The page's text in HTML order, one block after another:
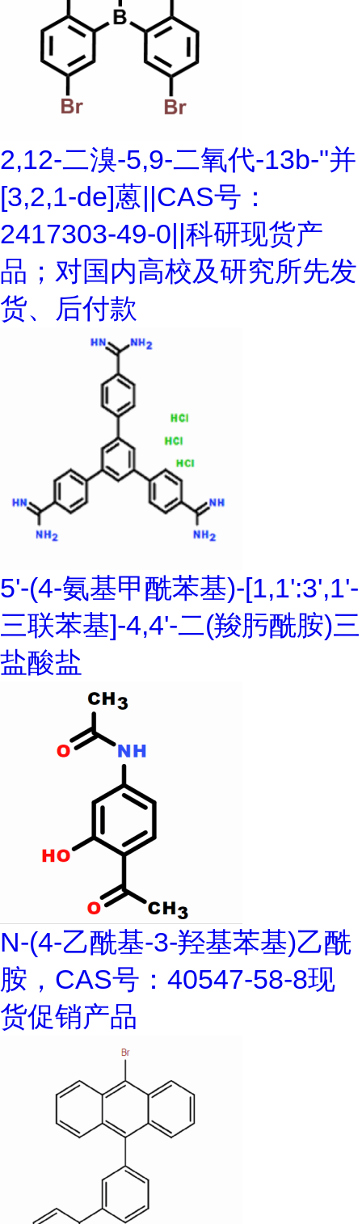
2,12-二溴-5,9-二氧代-13b-"并
[3,2,1-de]蒽||CAS号：
2417303-49-0||科研现货产
品；对国内高校及研究所先发
货、后付款
5'-(4-氨基甲酰苯基)-[1,1':3',1'-
三联苯基]-4,4'-二(羧肟酰胺)三
盐酸盐
N-(4-乙酰基-3-羟基苯基)乙酰
胺，CAS号：40547-58-8现
货促销产品